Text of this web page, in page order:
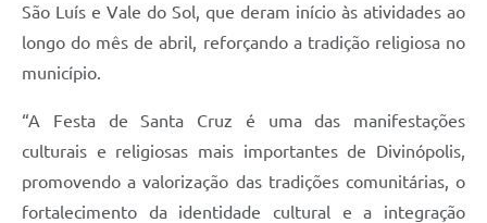
São Luís e Vale do Sol, que deram início às atividades ao
longo do mês de abril, reforçando a tradição religiosa no
município.
“A Festa de Santa Cruz é uma das manifestações
culturais e religiosas mais importantes de Divinópolis,
promovendo a valorização das tradições comunitárias, o
fortalecimento da identidade cultural e a integração